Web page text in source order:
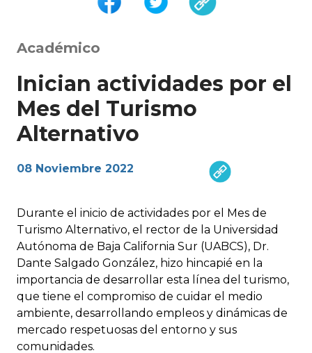
Académico
Inician actividades por el
Mes del Turismo
Alternativo
08 Noviembre 2022
Durante el inicio de actividades por el Mes de
Turismo Alternativo, el rector de la Universidad
Autónoma de Baja California Sur (UABCS), Dr.
Dante Salgado González, hizo hincapié en la
importancia de desarrollar esta línea del turismo,
que tiene el compromiso de cuidar el medio
ambiente, desarrollando empleos y dinámicas de
mercado respetuosas del entorno y sus
comunidades.